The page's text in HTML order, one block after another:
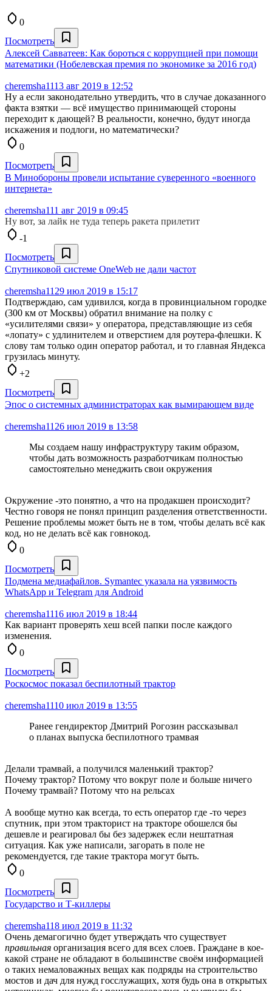
0
Посмотреть
Алексей Савватеев: Как бороться с коррупцией при помощи
математики (Нобелевская премия по экономике за 2016 год)
cheremsha1113 авг 2019 в 12:52
Ну а если законодательно утвердить, что в случае доказанного
факта взятки — всё имущество принимающей стороны
переходит к дающей? В реальности, конечно, будут иногда
искажения и подлоги, но математически?
0
Посмотреть
В Минобороны провели испытание суверенного «военного
интернета»
cheremsha111 авг 2019 в 09:45
Ну вот, за лайк не туда теперь ракета прилетит
-1
Посмотреть
Спутниковой системе OneWeb не дали частот
cheremsha11 29 июл 2019 в 15:17
Подтверждаю, сам удивился, когда в провинциальном городке
(300 км от Москвы) обратил внимание на полку с
«усилителями связи» у оператора, представляющие из себя
«лопату» с удлинителем и отверстием для роутера-флешки. К
слову там только один оператор работал, и то главная Яндекса
грузилась минуту.
+2
Посмотреть
Эпос о системных администраторах как вымирающем виде
cheremsha11 26 июл 2019 в 13:58
Мы создаем нашу инфраструктуру таким образом,
чтобы дать возможность разработчикам полностью
самостоятельно менеджить свои окружения
Окружение -это понятно, а что на продакшен происходит?
Честно говоря не понял принцип разделения ответственности.
Решение проблемы может быть не в том, чтобы делать всё как
код, но не делать всё как говнокод.
0
Посмотреть
Подмена медиафайлов. Symantec указала на уязвимость
WhatsApp и Telegram для Android
cheremsha1116 июл 2019 в 18:44
Как вариант проверять хеш всей папки после каждого
изменения.
0
Посмотреть
Роскосмос показал беспилотный трактор
cheremsha1110 июл 2019 в 13:55
Ранее гендиректор Дмитрий Рогозин рассказывал
о планах выпуска беспилотного трамвая
Делали трамвай, а получился маленький трактор?
Почему трактор? Потому что вокруг поле и больше ничего
Почему трамвай? Потому что на рельсах
А вообще мутно как всегда, то есть оператор где -то через
спутник, при этом тракторист на тракторе обошелся бы
дешевле и реагировал бы без задержек если нештатная
ситуация. Как уже написали, загорать в поле не
рекомендуется, где такие трактора могут быть.
0
Посмотреть
Государство и Т-киллеры
cheremsha118 июл 2019 в 11:32
Очень демагогично будет утверждать что существует
правильная организация всего для всех слоев. Граждане в кое-
какой стране не обладают в большинстве своём информацией
о таких немаловажных вещах как подряды на строительство
мостов и дач для нужд госслужащих, хотя будь она в открытых